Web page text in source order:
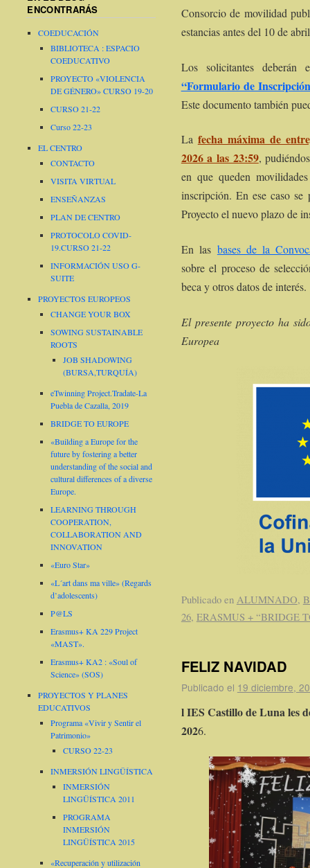
Consorcio de movilidad
estancias antes del 10 de
Los solicitantes
“Formulario de
Este documento también
La fecha máxima de
2026 a las 23:59,
en que queden
inscripción. En ese caso
Proyecto el nuevo plazo de
En las bases de la
sobre el proceso de
beca y otros datos de interés.
El presente proyecto ha
Europea
Publicado en ALUMNADO,
26, ERASMUS + “BRIDGE
FELIZ NAVIDAD
Publicado el 19 diciembre,
l IES Castillo de Luna les
2026.
ENCONTRARÁS
COEDUCACIÓN
BIBLIOTECA : ESPACIO
COEDUCATIVO
PROYECTO «VIOLENCIA
DE GÉNERO» CURSO 19-20
CURSO 21-22
Curso 22-23
EL CENTRO
CONTACTO
VISITA VIRTUAL
ENSEÑANZAS
PLAN DE CENTRO
PROTOCOLO COVID-
19.CURSO 21-22
INFORMACIÓN USO G-
SUITE
PROYECTOS EUROPEOS
CHANGE YOUR BOX
SOWING SUSTAINABLE
ROOTS
JOB SHADOWING
(BURSA,TURQUÍA)
eTwinning Project.Tradate-La
Puebla de Cazalla, 2019
BRIDGE TO EUROPE
«Building a Europe for the
future by fostering a better
understanding of the social and
cultural differences of a diverse
Europe.
LEARNING THROUGH
COOPERATION,
COLLABORATION AND
INNOVATION
«Euro Star»
«L´art dans ma ville» (Regards
d’adolescents)
P@LS
Erasmus+ KA 229 Project
«MAST».
Erasmus+ KA2 : «Soul of
Science» (SOS)
PROYECTOS Y PLANES
EDUCATIVOS
Programa «Vivir y Sentir el
Patrimonio»
CURSO 22-23
INMERSIÓN LINGÜÍSTICA
INMERSIÓN
LINGÜÍSTICA 2011
PROGRAMA
INMERSIÓN
LINGÜÍSTICA 2015
«Recuperación y utilización